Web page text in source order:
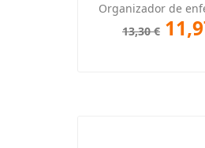
Organizador de
13,30 €